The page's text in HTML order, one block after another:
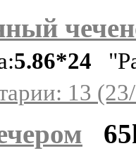
5.86*24
13